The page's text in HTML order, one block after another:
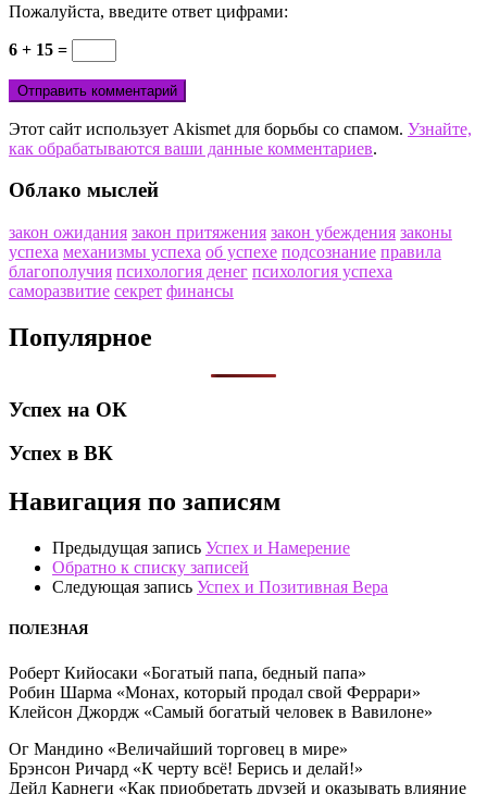
Пожалуйста, введите ответ цифрами:
6 + 15 =
Этот сайт использует Akismet для борьбы со спамом. Узнайте,
как обрабатываются ваши данные комментариев.
Облако мыслей
закон ожидания закон притяжения закон убеждения законы
успеха механизмы успеха об успехе подсознание правила
благополучия психология денег психология успеха
саморазвитие секрет финансы
Популярное
Успех на ОК
Успех в ВК
Навигация по записям
Предыдущая запись Успех и Намерение
Обратно к списку записей
Следующая запись Успех и Позитивная Вера
ПОЛЕЗНАЯ
Роберт Кийосаки «Богатый папа, бедный папа»
Робин Шарма «Монах, который продал свой Феррари»
Клейсон Джордж «Самый богатый человек в Вавилоне»
Ог Мандино «Величайший торговец в мире»
Брэнсон Ричард «К черту всё! Берись и делай!»
Дейл Карнеги «Как приобретать друзей и оказывать влияние